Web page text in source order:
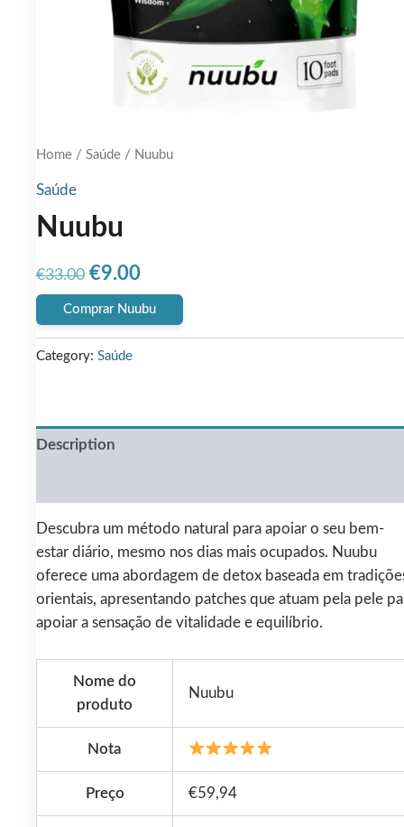
Home / Saúde / Nuubu
Saúde
Nuubu
€33.00 Original
price
was:
€9.00Current
price
is:
Comprar Nuubu
Category: Saúde
Description
Descubra um método natural para apoiar o seu bem-
estar diário, mesmo nos dias mais ocupados. Nuubu
oferece uma abordagem de detox baseada em
orientais, apresentando patches que atuam pela pele
apoiar a sensação de vitalidade e equilíbrio.
Nome do
produto
Nuubu
Nota
Preço €59,94